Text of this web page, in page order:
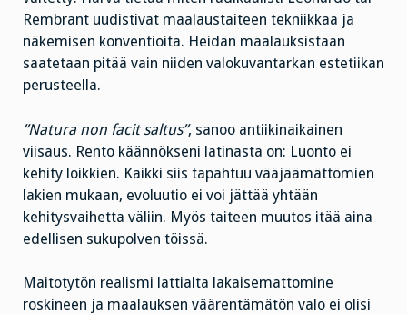
Rembrant uudistivat maalaustaiteen tekniikkaa ja
näkemisen konventioita. Heidän maalauksistaan
saatetaan pitää vain niiden valokuvantarkan estetiikan
perusteella.
”Natura non facit saltus”, sanoo antiikinaikainen
viisaus. Rento käännökseni latinasta on: Luonto ei
kehity loikkien. Kaikki siis tapahtuu vääjäämättömien
lakien mukaan, evoluutio ei voi jättää yhtään
kehitysvaihetta väliin. Myös taiteen muutos itää aina
edellisen sukupolven töissä.
Maitotytön realismi lattialta lakaisemattomine
roskineen ja maalauksen väärentämätön valo ei olisi